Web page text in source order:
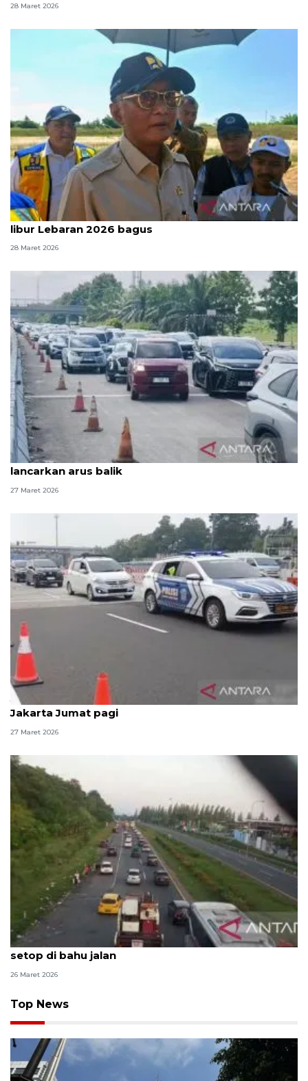
28 Maret 2026
Menteri PU sebut kondisi jalan tol pada momen
libur Lebaran 2026 bagus
28 Maret 2026
Astra Tol Cipali: Penerapan "one way" bertahap
lancarkan arus balik
27 Maret 2026
Jasamarga terapkan"contraflow" di Tol Japek arah
Jakarta Jumat pagi
27 Maret 2026
Lalu lintas Tol Cipali melambat akibat kendaraan
setop di bahu jalan
26 Maret 2026
Top News